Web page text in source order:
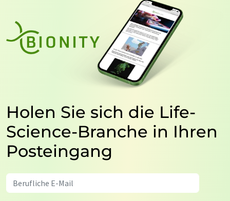
Holen Sie sich die Life-
Science-Branche in Ihren
Posteingang